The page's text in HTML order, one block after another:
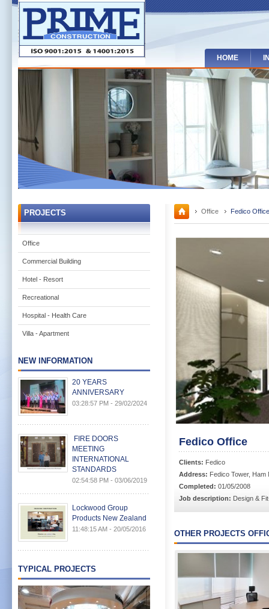
HOME
PROJECTS
Office
Commercial Building
Hotel - Resort
Recreational
Hospital - Health Care
Villa - Apartment
NEW INFORMATION
20 YEARS
ANNIVERSARY
03:28:57 PM - 29/02/2024
FIRE DOORS
MEETING
INTERNATIONAL
STANDARDS
02:54:58 PM - 03/06/2019
Lockwood Group
Products New Zealand
11:48:15 AM - 20/05/2016
TYPICAL PROJECTS
Office Fedico Office
Fedico Office
Clients: Fedico
Address: Fedico Tower,
Completed: 01/05/2008
Job description: Design &
OTHER PROJECTS